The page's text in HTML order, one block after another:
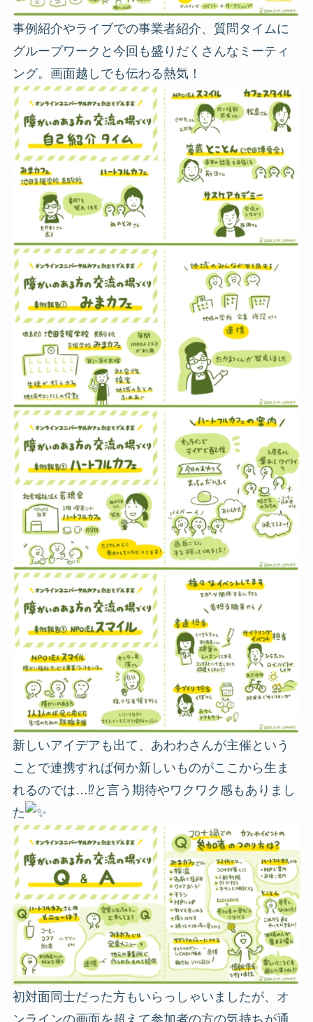
事例紹介やライブでの事業者紹介、質問タイムに
グループワークと今回も盛りだくさんなミーティ
ング。画面越しでも伝わる熱気！
新しいアイデアも出て、あわわさんが主催という
ことで連携すれば何か新しいものがここから生ま
れるのでは…⁉︎と言う期待やワクワク感もありまし
た
初対面同士だった方もいらっしゃいましたが、オ